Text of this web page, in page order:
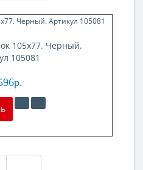
105x77. Черный.
105081